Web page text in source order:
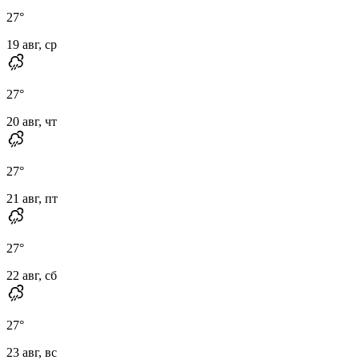
27°
19 авг, ср
27°
20 авг, чт
27°
21 авг, пт
27°
22 авг, сб
27°
23 авг, вс